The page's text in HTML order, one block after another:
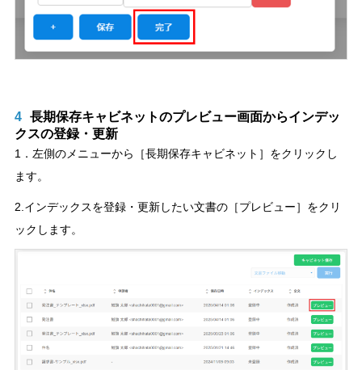
4 長期保存キャビネットのプレビュー画面からインデッ
クスの登録・更新
1．左側のメニューから［長期保存キャビネット］をクリックし
ます。
2.インデックスを登録・更新したい文書の［プレビュー］をクリ
ックします。